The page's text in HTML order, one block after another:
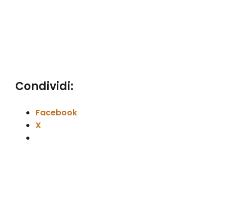
Condividi:
Facebook
X